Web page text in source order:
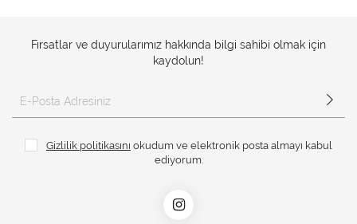
Fırsatlar ve duyurularımız hakkında bilgi sahibi olmak için
kaydolun!
Gizlilik politikasını okudum ve elektronik posta almayı kabul
ediyorum.